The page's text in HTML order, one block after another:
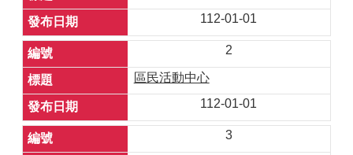
112-01-01
2
區民活動中心
112-01-01
3